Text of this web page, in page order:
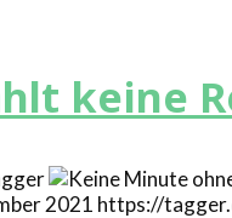
keine
2021 https://